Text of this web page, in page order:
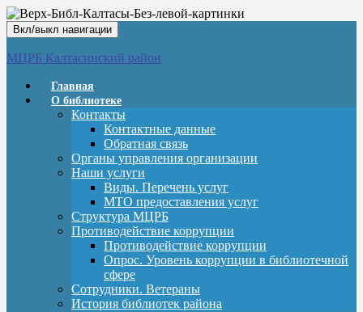
Вкл/выкл навигации
МЦРБ Калтасинский район
Главная
О библиотеке
Контакты
Контактные данные
Обратная связь
Органы управления организации
Наши услуги
Виды. Перечень услуг
МТО предоставления услуг
Структура МЦРБ
Противодействие коррупции
Противодействие коррупции
Опрос. Уровень коррупции в библиотечной
сфере
Сотрудники. Ветераны
История библиотек района